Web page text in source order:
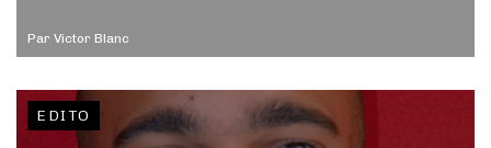
Par Victor Blanc
EDITO